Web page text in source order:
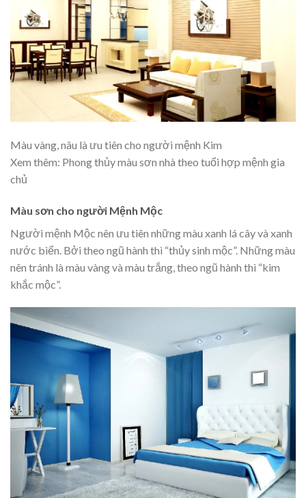
Màu vàng, nâu là ưu tiên cho người mệnh Kim
Xem thêm: Phong thủy màu sơn nhà theo tuổi hợp mệnh gia
chủ
Màu sơn cho người Mệnh Mộc
Người mệnh Mộc nên ưu tiên những màu xanh lá cây và xanh
nước biển. Bởi theo ngũ hành thì “thủy sinh mộc”. Những màu
nên tránh là màu vàng và màu trắng, theo ngũ hành thì “kim
khắc mộc”.